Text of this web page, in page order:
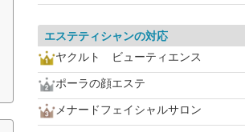
エステティシャンの対応
ヤクルト ビューティエンス
ポーラの顔エステ
メナードフェイシャルサロン